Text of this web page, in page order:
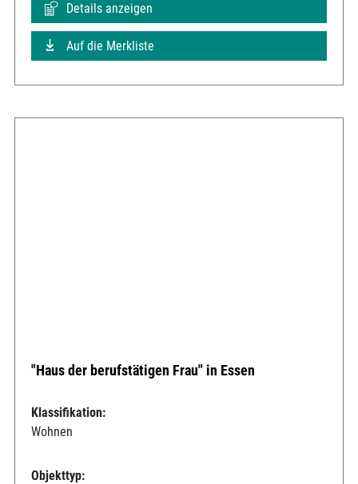
Details anzeigen
Auf die Merkliste
"Haus der berufstätigen Frau" in Essen
Klassifikation:
Wohnen
Objekttyp: